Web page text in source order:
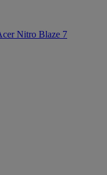
Nitro Blaze 7